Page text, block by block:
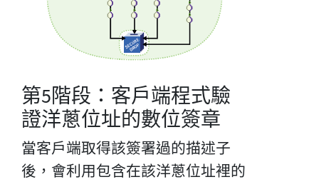
第5階段：客戶端程式驗
證洋蔥位址的數位簽章
當客戶端取得該簽署過的描述子
後，會利用包含在該洋蔥位址裡的